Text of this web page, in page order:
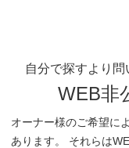
自分で探すより
WEB非
オーナー様のご希望に
あります。 それらは